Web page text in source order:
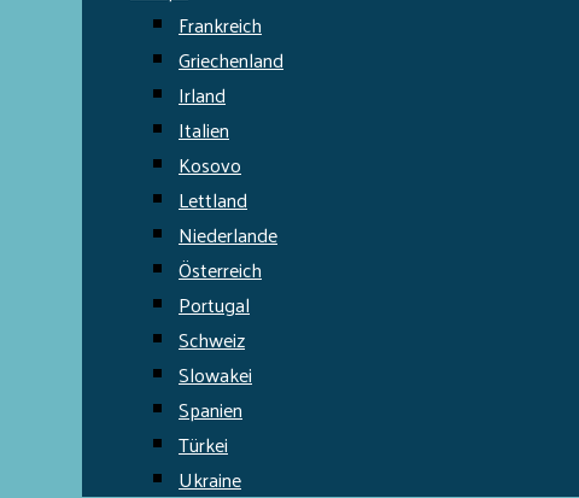
Frankreich
Griechenland
Irland
Italien
Kosovo
Lettland
Niederlande
Österreich
Portugal
Schweiz
Slowakei
Spanien
Türkei
Ukraine